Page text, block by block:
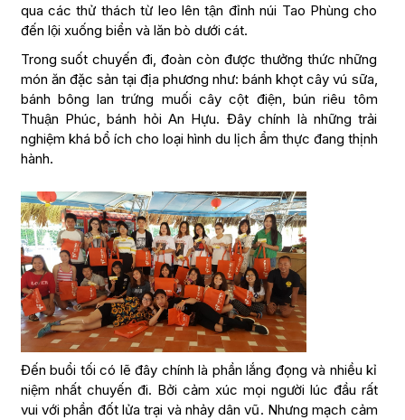
qua các thử thách từ leo lên tận đỉnh núi Tao Phùng cho
đến lội xuống biển và lăn bò dưới cát.
Trong suốt chuyến đi, đoàn còn được thưởng thức những
món ăn đặc sản tại địa phương như: bánh khọt cây vú sữa,
bánh bông lan trứng muối cây cột điện, bún riêu tôm
Thuận Phúc, bánh hỏi An Hựu. Đây chính là những trải
nghiệm khá bổ ích cho loại hình du lịch ẩm thực đang thịnh
hành.
Đến buổi tối có lẽ đây chính là phần lắng đọng và nhiều kỉ
niệm nhất chuyến đi. Bởi cảm xúc mọi người lúc đầu rất
vui với phần đốt lửa trại và nhảy dân vũ. Nhưng mạch cảm